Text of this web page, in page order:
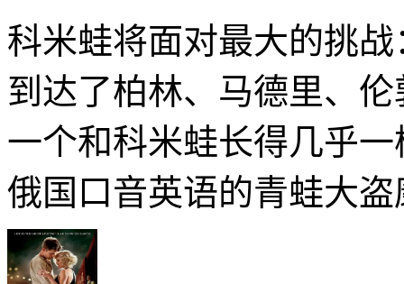
科米蛙将面对最大的挑
到达了柏林、马德里、
一个和科米蛙长得几乎
俄国口音英语的青蛙大